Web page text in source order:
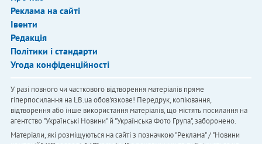
Реклама на сайті
Івенти
Редакція
Політики і стандарти
Угода конфіденційності
У разі повного чи часткового відтворення матеріалів пряме
гіперпосилання на LB.ua обов'язкове! Передрук, копіювання,
відтворення або інше використання матеріалів, що містять посилання на
агентство "Українськi Новини" й "Українська Фото Група", заборонено.
Матеріали, які розміщуються на сайті з позначкою "Реклама" / "Новини